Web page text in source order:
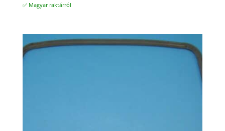
✅ Magyar raktárról